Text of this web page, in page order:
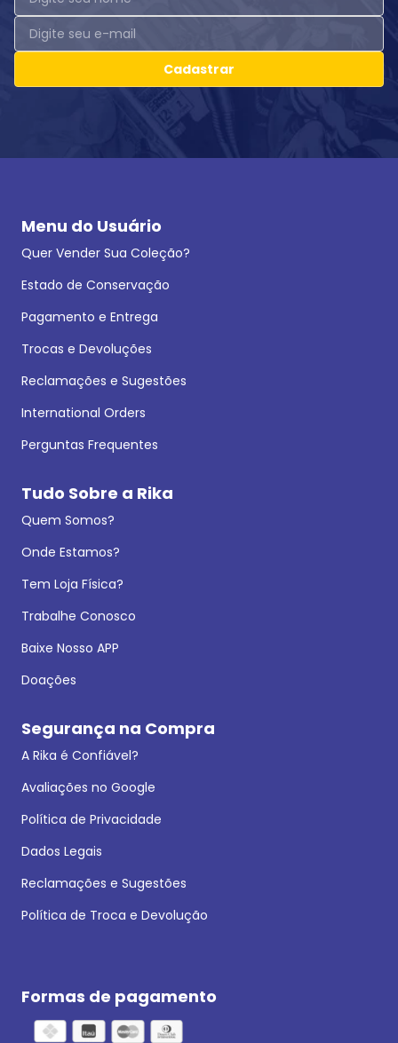
Cadastrar
Menu do Usuário
Quer Vender Sua Coleção?
Estado de Conservação
Pagamento e Entrega
Trocas e Devoluções
Reclamações e Sugestões
International Orders
Perguntas Frequentes
Tudo Sobre a Rika
Quem Somos?
Onde Estamos?
Tem Loja Física?
Trabalhe Conosco
Baixe Nosso APP
Doações
Segurança na Compra
A Rika é Confiável?
Avaliações no Google
Política de Privacidade
Dados Legais
Reclamações e Sugestões
Política de Troca e Devolução
Formas de pagamento